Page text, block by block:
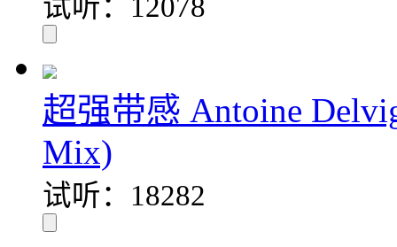
试听：12078
超强带感 Antoine
Mix)
试听：18282